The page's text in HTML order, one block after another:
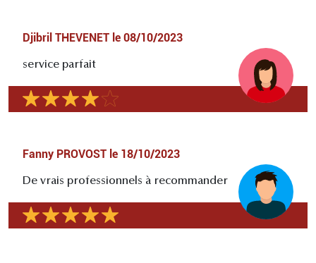
Djibril THEVENET le 08/10/2023
service parfait
Fanny PROVOST le 18/10/2023
De vrais professionnels à recommander